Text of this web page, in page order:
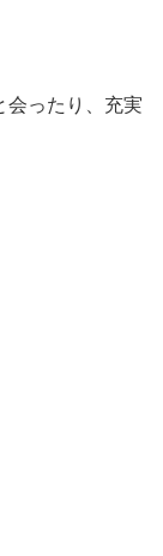
会ったり、充実